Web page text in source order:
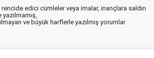
edici cümleler veya imalar, inançlara saldırı
ve büyük harflerle yazılmış yorumlar